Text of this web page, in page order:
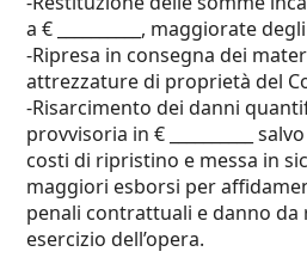
a € __________, maggiorate
-Ripresa in consegna dei
attrezzature di proprietà del
-Risarcimento dei danni
provvisoria in € __________
costi di ripristino e messa in
maggiori esborsi per
penali contrattuali e danno da
esercizio dell’opera.